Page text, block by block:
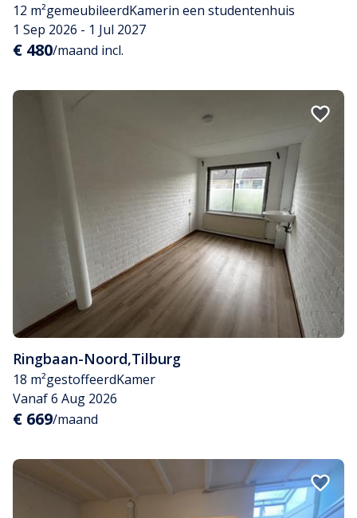
12 m²gemeubileerdKamerin een studentenhuis
1 Sep 2026 - 1 Jul 2027
€ 480/maand incl.
Ringbaan-Noord,Tilburg
18 m²gestoffeerdKamer
Vanaf 6 Aug 2026
€ 669/maand